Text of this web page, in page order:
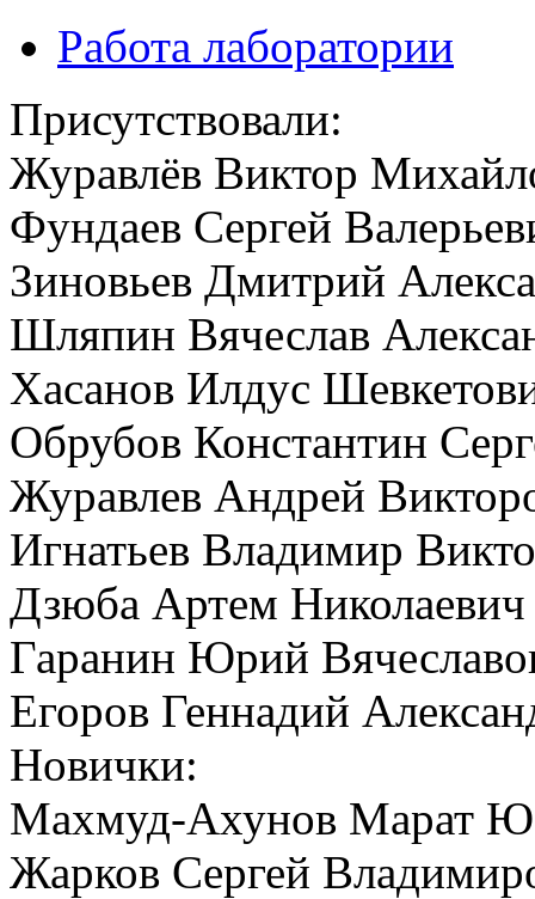
Работа лаборатории
Присутствовали:
Журавлёв Виктор
Фундаев Сергей
Зиновьев Дмитрий
Шляпин Вячеслав
Хасанов Илдус
Обрубов Константин
Журавлев Андрей
Игнатьев Владимир
Дзюба Артем Николаевич
Гаранин Юрий
Егоров Геннадий
Новички:
Махмуд-Ахунов Марат
Жарков Сергей